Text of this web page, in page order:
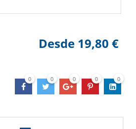
Desde 19,80 €
0 0 0 0 0